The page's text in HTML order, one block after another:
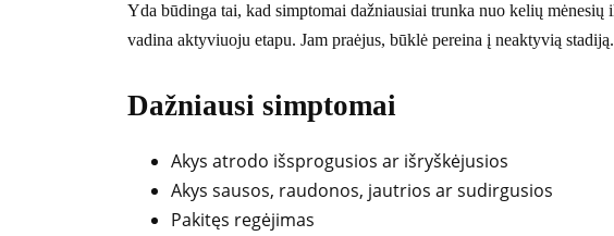
Yda būdinga tai, kad simptomai dažniausiai trunka nuo kelių mėnesių
vadina aktyviuoju etapu. Jam praėjus, būklė pereina į neaktyvią stadiją.
Dažniausi simptomai
Akys atrodo išsprogusios ar išryškėjusios
Akys sausos, raudonos, jautrios ar sudirgusios
Pakitęs regėjimas